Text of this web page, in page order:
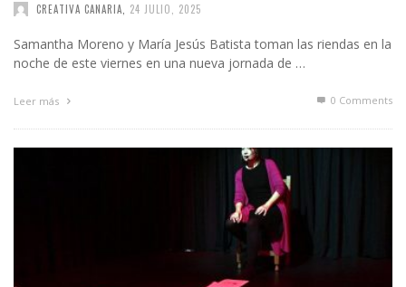
CREATIVA CANARIA 24 JULIO, 2025
Samantha Moreno y María Jesús Batista toman las riendas en la
noche de este viernes en una nueva jornada de …
Leer más 0 Comments